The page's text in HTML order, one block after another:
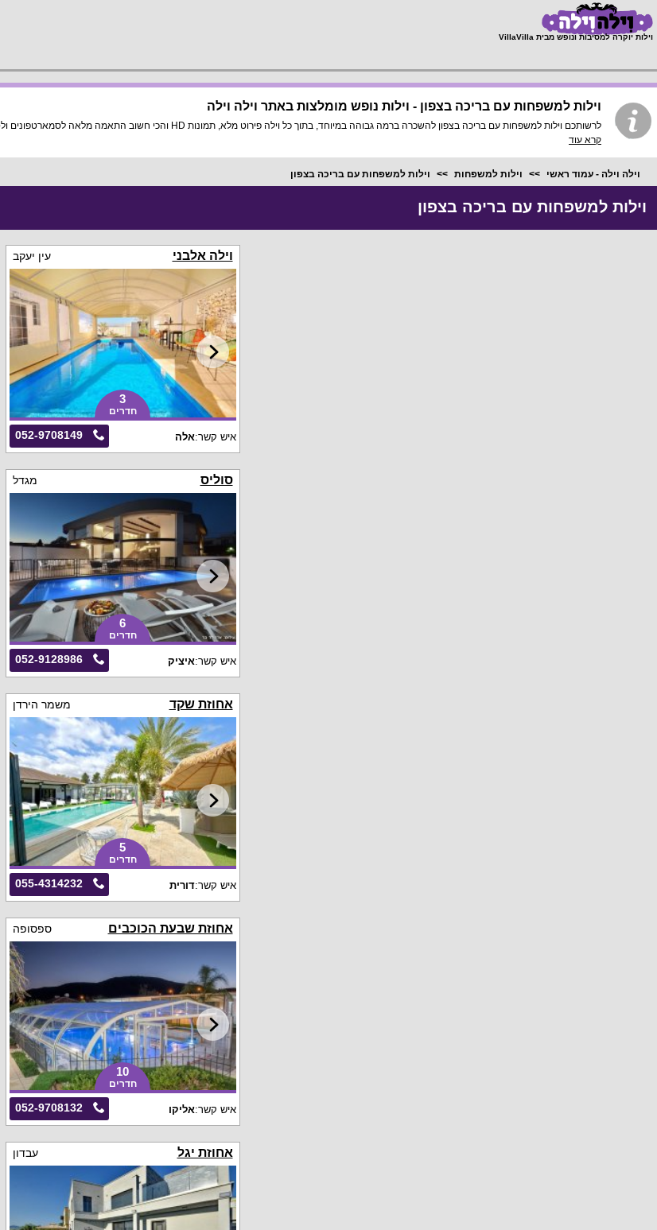
וילות יוקרה למסיבות ונופש מבית VillaVilla
וילות למשפחות עם בריכה בצפון - וילות נופש מומלצות באתר וילה וילה
לרשותכם וילות למשפחות עם בריכה בצפון להשכרה ברמה גבוהה במיוחד, בתוך כל וילה פירוט מלא, תמונות HD והכי חשוב התאמה מלאה לסמארטפונים ולטאבלטים, היכנסו עכשיו!
קרא עוד
וילה וילה - עמוד ראשי וילות למשפחות וילות למשפחות עם בריכה בצפון
וילות למשפחות עם בריכה בצפון
וילה אלבני עין יעקב
3
חדרים
052-9708149 איש קשר:אלה
סוליס מגדל
6
חדרים
052-9128986 איש קשר:איציק
אחוזת שקד משמר הירדן
5
חדרים
055-4314232 איש קשר:דורית
אחוזת שבעת הכוכבים ספסופה
10
חדרים
052-9708132 איש קשר:אליקו
אחוזת יגל עבדון